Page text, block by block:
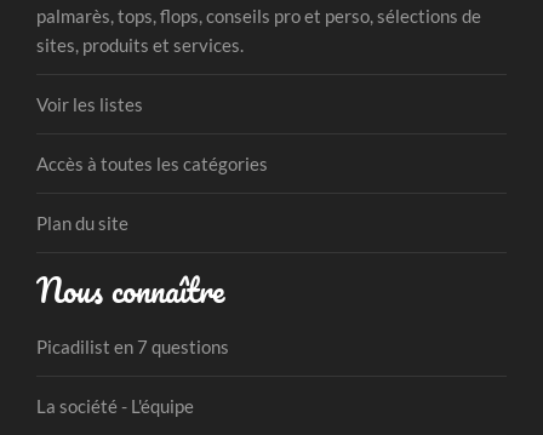
palmarès, tops, flops, conseils pro et perso, sélections de
sites, produits et services.
Voir les listes
Accès à toutes les catégories
Plan du site
Nous connaître
Picadilist en 7 questions
La société - L'équipe